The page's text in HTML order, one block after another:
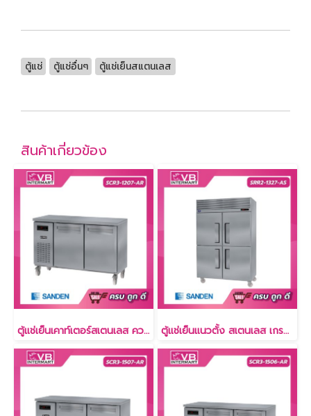
ตู้แช่ ตู้แช่อื่นๆ ตู้แช่เย็นสแตนเลส
สินค้าเกี่ยวข้อง
ตู้แช่เย็นเคาท์เตอร์สเตนเลส ความลึก 75 ซม. เกรด304 10.6 คิว [SCR3-1207-AR] ตู้แช่เย็นแนวตั้ง สเตนเลส เกรด304 29.7 คิว [SRR3-1327-Ai]